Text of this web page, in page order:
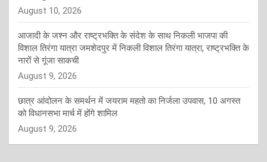
August 10, 2026
आजादी के जश्न और राष्ट्रभक्ति के संदेश के साथ निकली भाजपा की
विशाल तिरंगा यात्रा जमशेदपुर में निकली विशाल तिरंगा यात्रा, राष्ट्रभक्ति के
नारों से गूंजा साकची
August 9, 2026
छात्र आंदोलन के समर्थन में जयराम महतो का निर्जला उपवास, 10 अगस्त
को विधानसभा मार्च में होंगे शामिल
August 9, 2026